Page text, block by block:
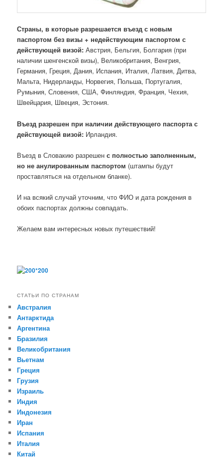
Страны, в которые разрешается въезд с новым
паспортом без визы + недействующим паспортом с
действующей визой: Австрия, Бельгия, Болгария (при
наличии шенгенской визы), Великобритания, Венгрия,
Германия, Греция, Дания, Испания, Италия, Латвия, Дитва,
Мальта, Нидерланды, Норвегия, Польша, Португалия,
Румыния, Словения, США, Финляндия, Франция, Чехия,
Швейцария, Швеция, Эстония.
Въезд разрешен при наличии действующего паспорта с
действующей визой: Ирландия.
Въезд в Словакию разрешенс полностью заполненным,
но не анулированным паспортом (штампы будут
проставляться на отдельном бланке).
И на всякий случай уточним, что ФИО и дата рождения в
обоих паспортах должны совпадать.
Желаем вам интересных новых путешествий!
СТАТЬИ ПО СТРАНАМ
Австралия
Антарктида
Аргентина
Бразилия
Великобритания
Вьетнам
Греция
Грузия
Израиль
Индия
Индонезия
Иран
Испания
Италия
Китай